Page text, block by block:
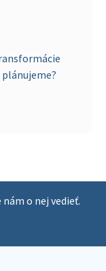
plánujeme?
o nej vedieť.